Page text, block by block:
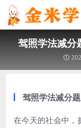
驾照学法减分
驾照学法减分
在今天的社会中，